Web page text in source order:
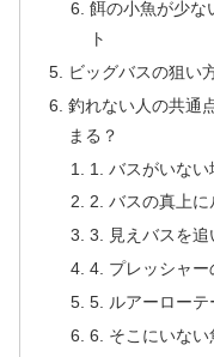
餌の小魚が少な
ト
ビッグバスの狙い
釣れない人の共通
まる？
1. バスがいな
2. バスの真上に
3. 見えバスを追
4. プレッシャ
5. ルアーロー
6. そこにいない